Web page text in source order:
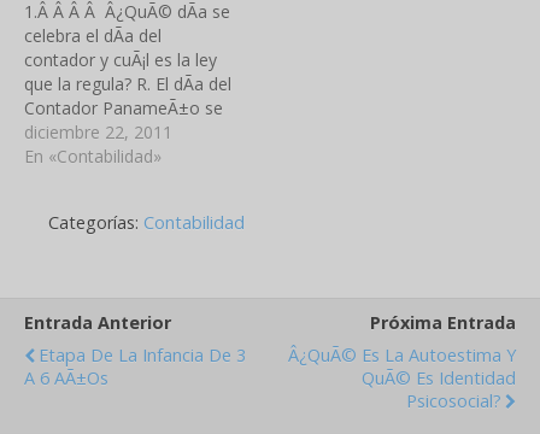
complejos como para
poder ser conservados
por la memoria. Reyes y
sacerdotes…
1.Â Â Â Â Â¿QuÃ© dÃ­a se
celebra el dÃ­a del
contador y cuÃ¡l es la ley
que la regula? R. El dÃ­a del
Contador PanameÃ±o se
celebra el dÃ­a 17 de mayo
por el Decreto de
23 de junio de 1969)…
diciembre 22, 2011
En «Contabilidad»
Categorías: Contabilidad
Entrada Anterior
Etapa De La Infancia De 3
A 6 AÃ±os
Próxima Entrada
Â¿QuÃ© Es La Autoestima Y
QuÃ© Es Identidad
Psicosocial?